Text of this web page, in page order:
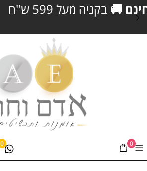
הרשם/י באתר שלנו וקבל/י5% הנחה
0
0